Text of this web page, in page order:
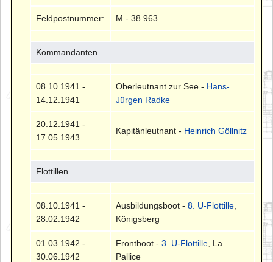
Feldpostnummer: M - 38 963
Kommandanten
08.10.1941 -
14.12.1941
Oberleutnant zur See - Hans-
Jürgen Radke
20.12.1941 -
17.05.1943
Kapitänleutnant - Heinrich Göllnitz
Flottillen
08.10.1941 -
28.02.1942
Ausbildungsboot -8. U-Flottille
Königsberg
01.03.1942 -
30.06.1942
Frontboot -3. U-Flottille , La
Pallice